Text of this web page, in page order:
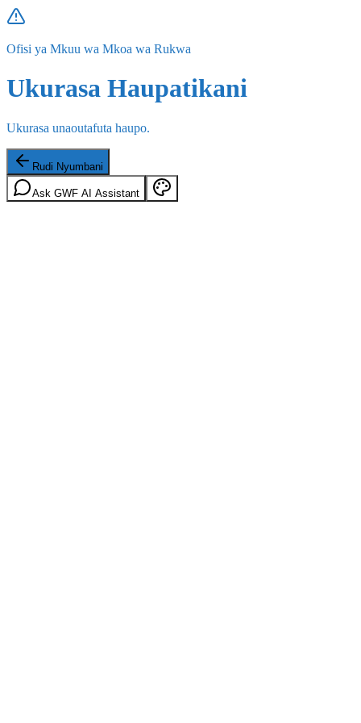
Ofisi ya Mkuu wa Mkoa wa Rukwa
Ukurasa Haupatikani
Ukurasa unaoutafuta haupo.
Rudi Nyumbani
Ask GWF AI Assistant